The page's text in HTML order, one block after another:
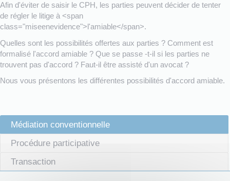
Afin d'éviter de saisir le CPH, les parties peuvent décider de tenter
de régler le litige à <span
class="miseenevidence">l'amiable</span>.
Quelles sont les possibilités offertes aux parties ? Comment est
formalisé l'accord amiable ? Que se passe -t-il si les parties ne
trouvent pas d'accord ? Faut-il être assisté d'un avocat ?
Nous vous présentons les différentes possibilités d'accord amiable.
Médiation conventionnelle
Procédure participative
Transaction